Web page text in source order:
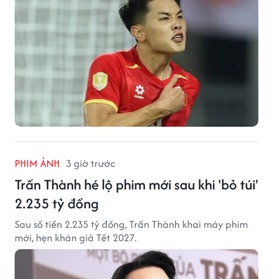
PHIM ẢNH 3 giờ trước
Trấn Thành hé lộ phim mới sau khi 'bỏ túi'
2.235 tỷ đồng
Sau số tiền 2.235 tỷ đồng, Trấn Thành khai máy phim
mới, hẹn khán giả Tết 2027.